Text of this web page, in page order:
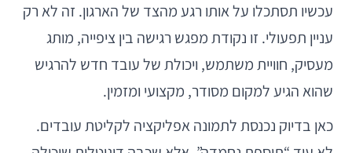
עכשיו תסתכלו על אותו רגע מהצד של הארגון. זה לא רק
עניין תפעולי. זו נקודת מפגש רגישה בין ציפייה, מותג
מעסיק, חוויית משתמש, ויכולת של עובד חדש להרגיש
שהוא הגיע למקום מסודר, מקצועי ומזמין.
כאן בדיוק נכנסת לתמונה אפליקציה לקליטת עובדים.